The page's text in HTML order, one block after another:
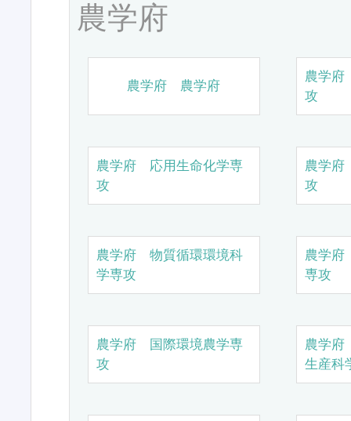
農学府
農学府 農学府
農学
攻
農学府 応用生命化学専
攻
農学
攻
農学府 物質循環環境科
学専攻
農学
専攻
農学府 国際環境農学専
攻
農学
生産科